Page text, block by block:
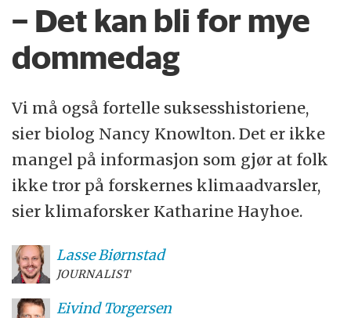
– Det kan bli for mye
dommedag
Vi må også fortelle suksesshistoriene,
sier biolog Nancy Knowlton. Det er ikke
mangel på informasjon som gjør at folk
ikke tror på forskernes klimaadvarsler,
sier klimaforsker Katharine Hayhoe.
LasseBiørnstad
JOURNALIST
Eivind Torgersen